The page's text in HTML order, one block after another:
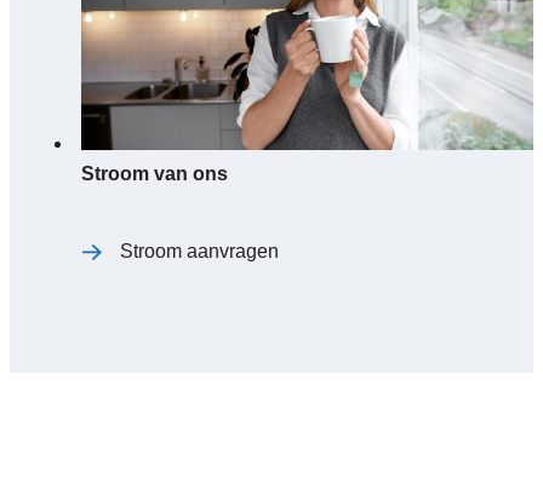
Stroom van ons
Stroom aanvragen